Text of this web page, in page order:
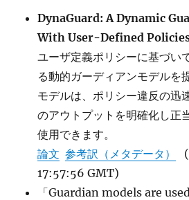
for
DynaGuard: A Dynamic
With User-Defined
ユーザ定義ポリシーに基づい
る動的ガーディアンモデルを
モデルは、ポリシー違反の迅
のアウトプットを明確化し正
使用できます。
論文 参考訳（メタデータ）
17:57:56 GMT)
「Guardian models are